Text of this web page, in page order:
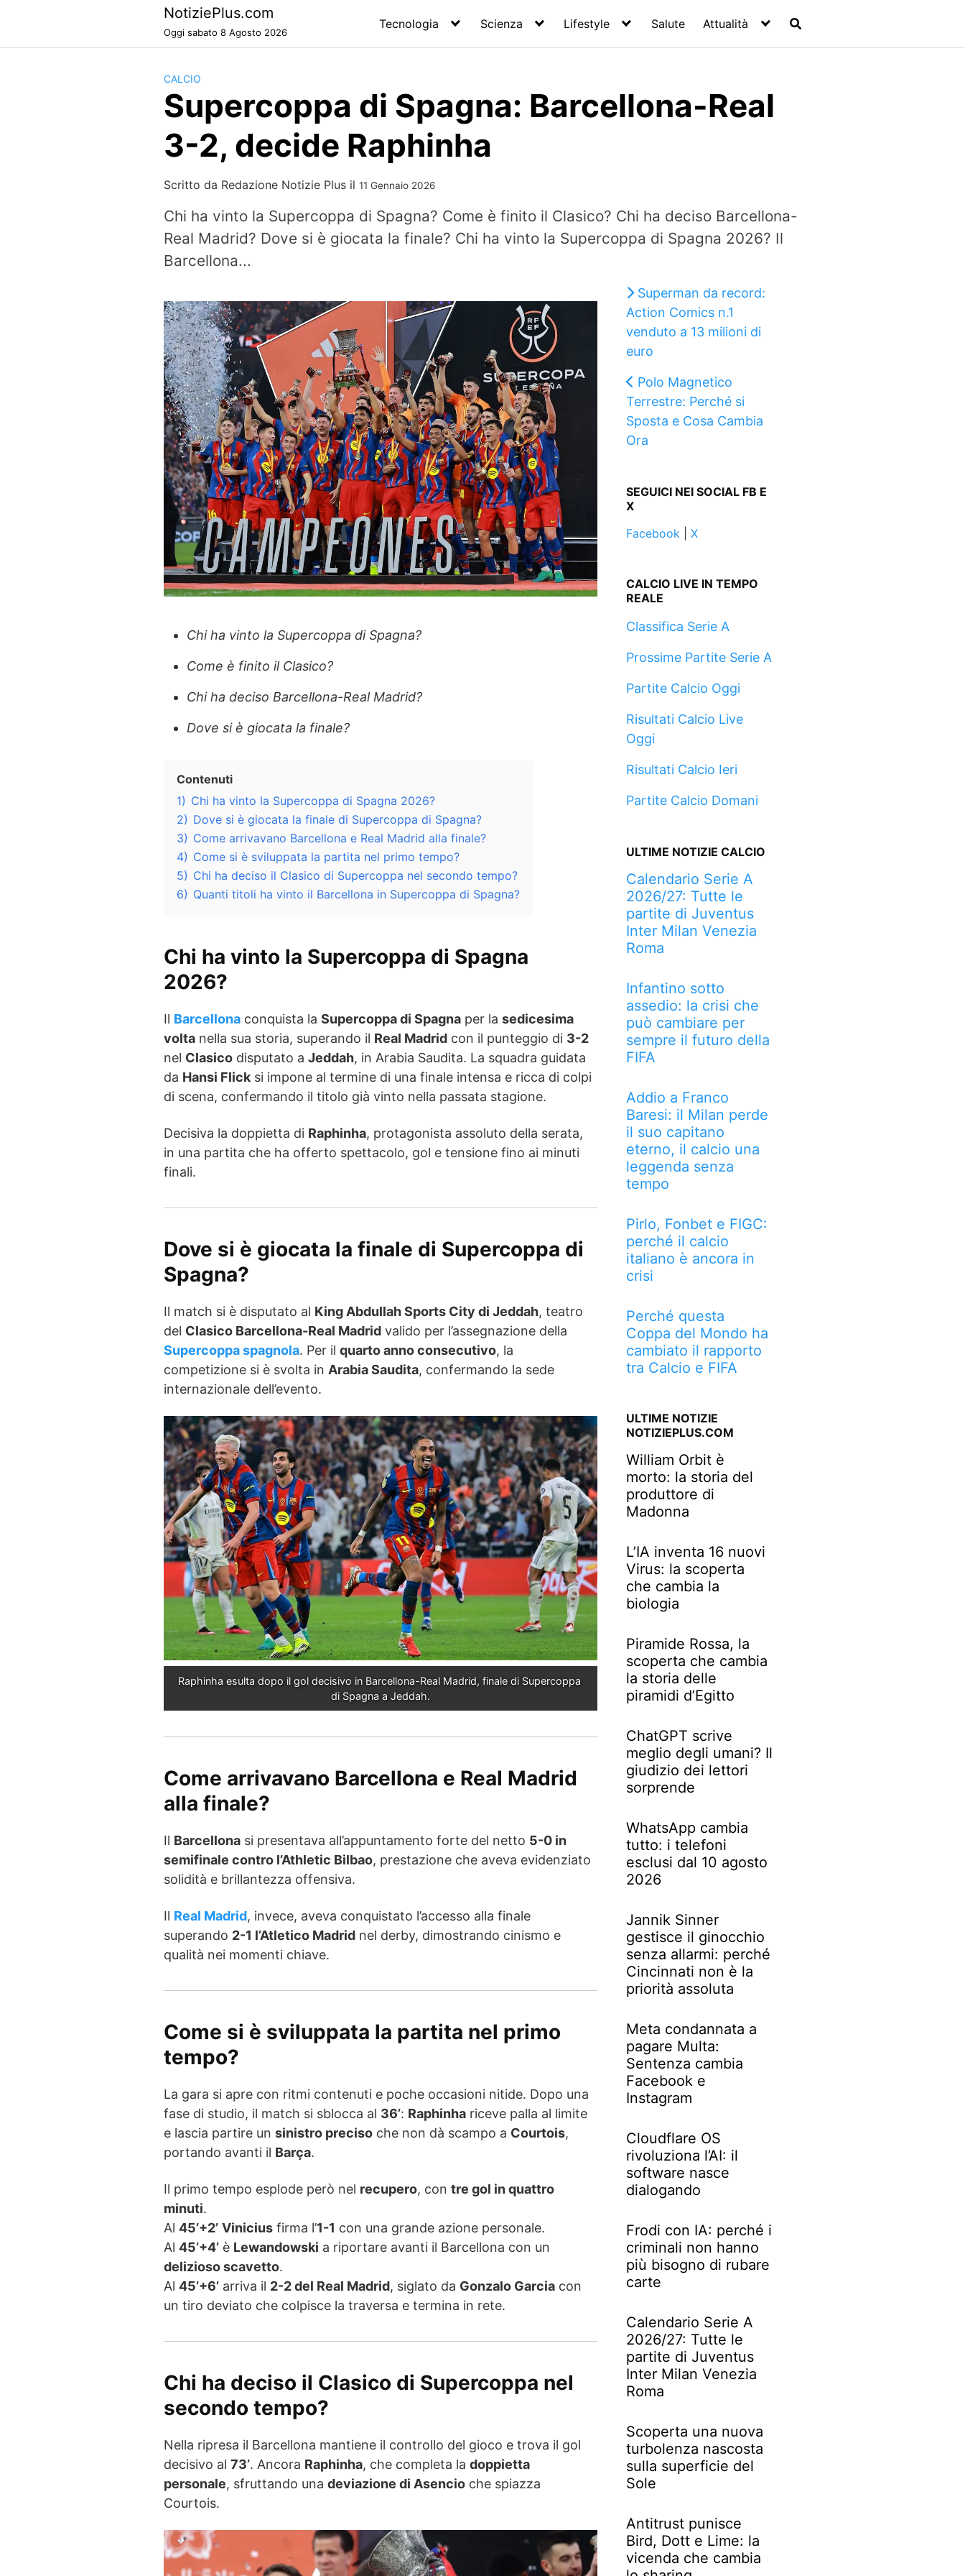
NotiziePlus.com
Oggi sabato 8 Agosto 2026
Tecnologia Scienza Lifestyle Salute Attualità
CALCIO
Supercoppa di Spagna: Barcellona-Real
3-2, decide Raphinha
Scritto da Redazione Notizie Plus il 11 Gennaio 2026
Chi ha vinto la Supercoppa di Spagna? Come è finito il Clasico? Chi ha deciso Barcellona-
Real Madrid? Dove si è giocata la finale? Chi ha vinto la Supercoppa di Spagna 2026? Il
Barcellona...
Chi ha vinto la Supercoppa di Spagna?
Come è finito il Clasico?
Chi ha deciso Barcellona-Real Madrid?
Dove si è giocata la finale?
Contenuti
1) Chi ha vinto la Supercoppa di Spagna 2026?
2) Dove si è giocata la finale di Supercoppa di Spagna?
3) Come arrivavano Barcellona e Real Madrid alla finale?
4) Come si è sviluppata la partita nel primo tempo?
5) Chi ha deciso il Clasico di Supercoppa nel secondo tempo?
6) Quanti titoli ha vinto il Barcellona in Supercoppa di Spagna?
Chi ha vinto la Supercoppa di Spagna
2026?
Il Barcellona conquista la Supercoppa di Spagna per la sedicesima
volta nella sua storia, superando il Real Madrid con il punteggio di 3-2
nel Clasico disputato a Jeddah, in Arabia Saudita. La squadra guidata
da Hansi Flicksi impone al termine di una finale intensa e ricca di colpi
di scena, confermando il titolo già vinto nella passata stagione.
Decisiva la doppietta di Raphinha, protagonista assoluto della serata,
in una partita che ha offerto spettacolo, gol e tensione fino ai minuti
finali.
Dove si è giocata la finale di Supercoppa di
Spagna?
Il match si è disputato al King Abdullah Sports City di Jeddah, teatro
del Clasico Barcellona-Real Madrid valido per l’assegnazione della
Supercoppa spagnola. Per il quarto anno consecutivo, la
competizione si è svolta in Arabia Saudita, confermando la sede
internazionale dell’evento.
Raphinha esulta dopo il gol decisivo in Barcellona-Real Madrid, finale di Supercoppa
di Spagna a Jeddah.
Come arrivavano Barcellona e Real Madrid
alla finale?
Il Barcellona si presentava all’appuntamento forte del netto 5-0 in
semifinale contro l’Athletic Bilbao, prestazione che aveva evidenziato
solidità e brillantezza offensiva.
Il Real Madrid, invece, aveva conquistato l’accesso alla finale
superando 2-1 l’Atletico Madrid nel derby, dimostrando cinismo e
qualità nei momenti chiave.
Come si è sviluppata la partita nel primo
tempo?
La gara si apre con ritmi contenuti e poche occasioni nitide. Dopo una
fase di studio, il match si sblocca al 36’: Raphinha riceve palla al limite
e lascia partire un sinistro preciso che non dà scampo a Courtois,
portando avanti il Barça.
Il primo tempo esplode però nel recupero, con tre gol in quattro
minuti.
Al 45’+2’ Vinicius firma l’1-1 con una grande azione personale.
Al 45’+4’ è Lewandowski a riportare avanti il Barcellona con un
delizioso scavetto.
Al 45’+6’ arriva il 2-2 del Real Madrid, siglato da Gonzalo Garcia con
un tiro deviato che colpisce la traversa e termina in rete.
Chi ha deciso il Clasico di Supercoppa nel
secondo tempo?
Nella ripresa il Barcellona mantiene il controllo del gioco e trova il gol
decisivo al 73’. Ancora Raphinha, che completa la doppietta
personale, sfruttando una deviazione di Asencio che spiazza
Courtois.
Superman da record:
Action Comics n.1
venduto a 13 milioni di
euro
Polo Magnetico
Terrestre: Perché si
Sposta e Cosa Cambia
Ora
SEGUICI NEI SOCIAL FB E
X
Facebook| X
CALCIO LIVE IN TEMPO
REALE
Classifica Serie A
Prossime Partite Serie A
Partite Calcio Oggi
Risultati Calcio Live
Oggi
Risultati Calcio Ieri
Partite Calcio Domani
ULTIME NOTIZIE CALCIO
Calendario Serie A
2026/27: Tutte le
partite di Juventus
Inter Milan Venezia
Roma
Infantino sotto
assedio: la crisi che
può cambiare per
sempre il futuro della
FIFA
Addio a Franco
Baresi: il Milan perde
il suo capitano
eterno, il calcio una
leggenda senza
tempo
Pirlo, Fonbet e FIGC:
perché il calcio
italiano è ancora in
crisi
Perché questa
Coppa del Mondo ha
cambiato il rapporto
tra Calcio e FIFA
ULTIME NOTIZIE
NOTIZIEPLUS.COM
William Orbit è
morto: la storia del
produttore di
Madonna
L’IA inventa 16 nuovi
Virus: la scoperta
che cambia la
biologia
Piramide Rossa, la
scoperta che cambia
la storia delle
piramidi d’Egitto
ChatGPT scrive
meglio degli umani? Il
giudizio dei lettori
sorprende
WhatsApp cambia
tutto: i telefoni
esclusi dal 10 agosto
2026
Jannik Sinner
gestisce il ginocchio
senza allarmi: perché
Cincinnati non è la
priorità assoluta
Meta condannata a
pagare Multa:
Sentenza cambia
Facebook e
Instagram
Cloudflare OS
rivoluziona l’AI: il
software nasce
dialogando
Frodi con IA: perché i
criminali non hanno
più bisogno di rubare
carte
Calendario Serie A
2026/27: Tutte le
partite di Juventus
Inter Milan Venezia
Roma
Scoperta una nuova
turbolenza nascosta
sulla superficie del
Sole
Antitrust punisce
Bird, Dott e Lime: la
vicenda che cambia